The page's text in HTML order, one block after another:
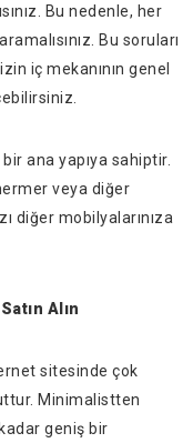
Bu nedenle, her
Bu soruları
iç mekanının genel
ana yapıya sahiptir.
veya diğer
diğer mobilyalarınıza
Alın
sitesinde çok
Minimalistten
geniş bir